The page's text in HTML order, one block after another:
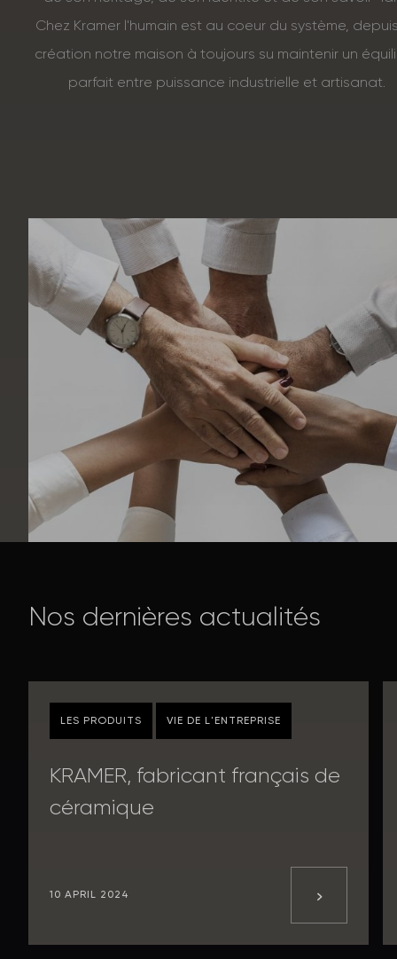
Chez Kramer l'humain est au coeur du système,
création notre maison à toujours su maintenir un
parfait entre puissance industrielle et artisanat.
Nos dernières actua ités
LES PRODUITS VIE DE L'ENTREPRISE
KRAMER, fabricant français de
céramique
10 APRIL 2024